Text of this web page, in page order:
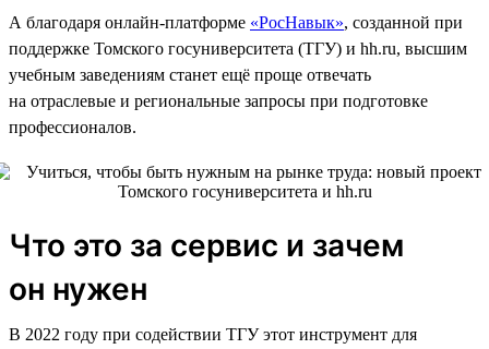
А благодаря онлайн-платформе «РосНавык», созданной при
поддержке Томского госуниверситета (ТГУ) и hh.ru, высшим
учебным заведениям станет ещё проще отвечать
на отраслевые и региональные запросы при подготовке
профессионалов.
Что это за сервис и зачем
он нужен
В 2022 году при содействии ТГУ этот инструмент для